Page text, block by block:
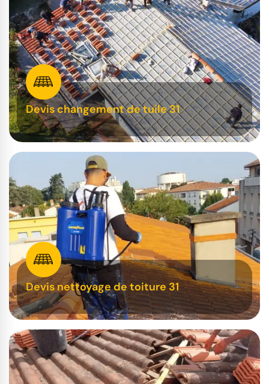
Devis changement de tuile 31
Devis nettoyage de toiture 31